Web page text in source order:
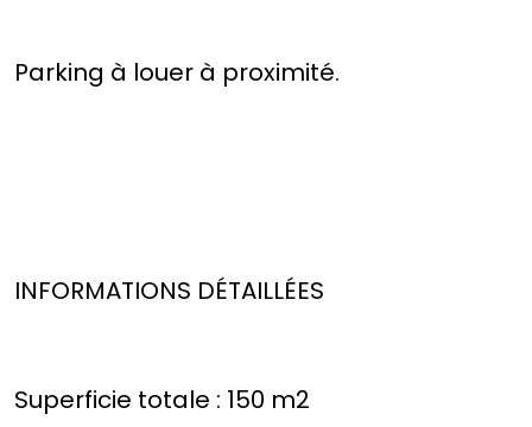
Parking à louer à proximité.
INFORMATIONS DÉTAILLÉES
Superficie totale : 150 m2